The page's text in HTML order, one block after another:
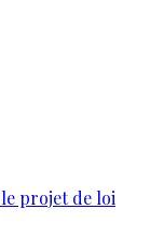
projet de loi